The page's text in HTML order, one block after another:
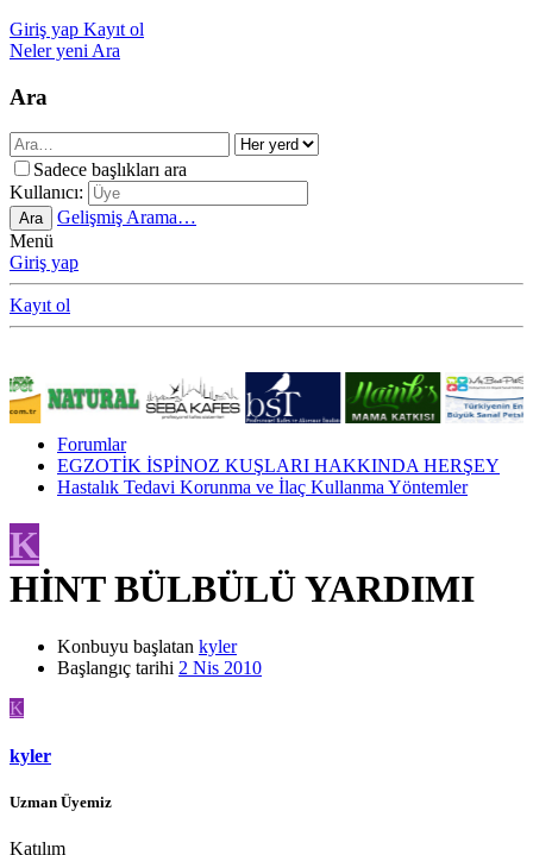
Giriş yap Kayıt ol
Neler yeni Ara
Ara
Sadece başlıkları ara
Kullanıcı:
Ara
Gelişmiş Arama…
Menü
Giriş yap
Kayıt ol
Forumlar
EGZOTİK İSPİNOZ KUŞLARI HAKKINDA HERŞEY
Hastalık Tedavi Korunma ve İlaç Kullanma Yöntemler
K
HİNT BÜLBÜLÜ YARDIMI
Konbuyu başlatan kyler
Başlangıç tarihi 2 Nis 2010
K
kyler
Uzman Üyemiz
Katılım